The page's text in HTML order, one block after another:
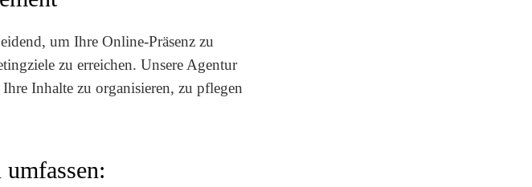
um Ihre Online-Präsenz zu
zu erreichen. Unsere Agentur
Inhalte zu organisieren, zu pflegen